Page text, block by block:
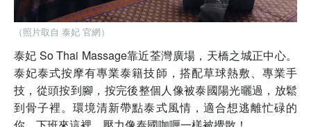
（照片取自 泰妃 官網）
泰妃 So Thai Massage靠近荃灣廣場，天橋之城正中心。
泰妃泰式按摩有專業泰籍技師，搭配草球熱敷、專業手
技，從頭按到腳，按完後整個人像被泰國陽光曬過，放鬆
到骨子裡。環境清新帶點泰式風情，適合想逃離忙碌的